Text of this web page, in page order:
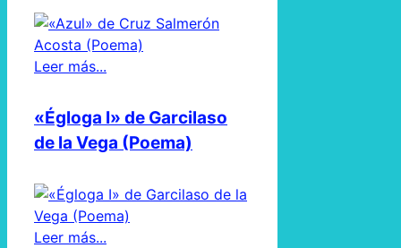
Leer más...
«Égloga I» de Garcilaso
de la Vega (Poema)
Leer más...